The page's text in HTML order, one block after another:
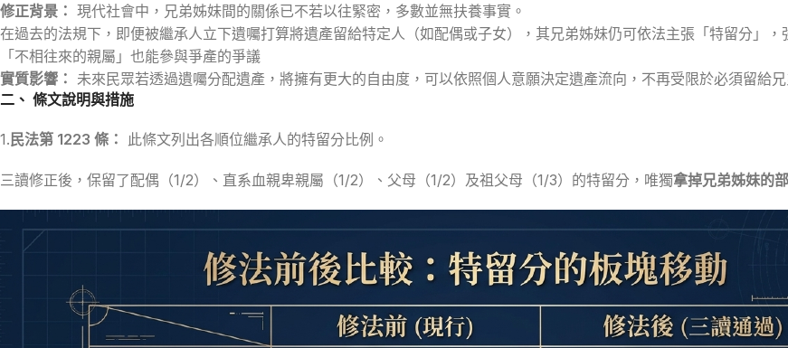
修正背景： 現代社會中，兄弟姊妹間的關係已不若以往緊密，多數並無扶養事實。
在過去的法規下，即便被繼承人立下遺囑打算將遺產留給特定人（如配偶或子女），其兄弟姊妹仍可依法主張「特留分」
「不相往來的親屬」也能參與爭產的爭議
實質影響： 未來民眾若透過遺囑分配遺產，將擁有更大的自由度，可以依照個人意願決定遺產流向，不再受限於必須留給
二、 條文說明與措施
1.民法第 1223 條： 此條文列出各順位繼承人的特留分比例。
三讀修正後，保留了配偶（1/2）、直系血親卑親屬（1/2）、父母（1/2）及祖父母（1/3）的特留分，唯獨拿掉兄弟姊妹的